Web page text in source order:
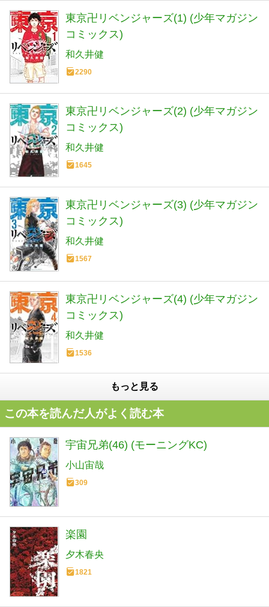
東京卍リベンジャーズ(1) (少年マガジン
コミックス)
和久井健
2290
東京卍リベンジャーズ(2) (少年マガジン
コミックス)
和久井健
1645
東京卍リベンジャーズ(3) (少年マガジン
コミックス)
和久井健
1567
東京卍リベンジャーズ(4) (少年マガジン
コミックス)
和久井健
1536
もっと見る
この本を読んだ人がよく読む本
宇宙兄弟(46) (モーニングKC)
小山宙哉
309
楽園
夕木春央
1821